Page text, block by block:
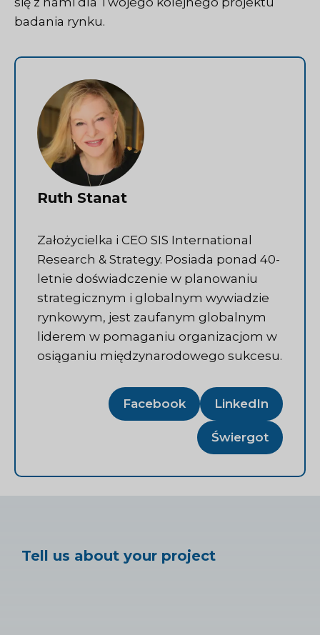
badania rynku.
Ruth Stanat
Założycielka i CEO SIS International
Research & Strategy. Posiada ponad 40-
letnie doświadczenie w planowaniu
strategicznym i globalnym wywiadzie
rynkowym, jest zaufanym globalnym
liderem w pomaganiu organizacjom w
osiąganiu międzynarodowego sukcesu.
Facebook LinkedIn
Świergot
Tell us about your project